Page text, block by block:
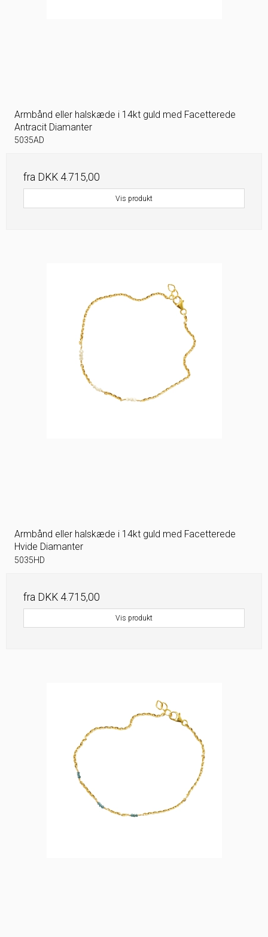
Armbånd eller halskæde i 14kt guld med Facetterede
Antracit Diamanter
5035AD
fra DKK 4.715,00
Vis produkt
Armbånd eller halskæde i 14kt guld med Facetterede
Hvide Diamanter
5035HD
fra DKK 4.715,00
Vis produkt